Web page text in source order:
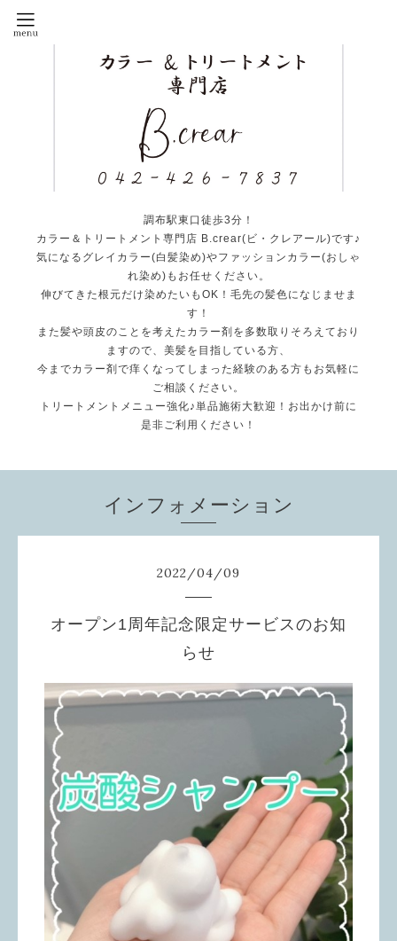
調布駅東口徒歩3分！
カラー＆トリートメント専門店 B.crear(ビ・クレアール)です♪
気になるグレイカラー(白髪染め)やファッションカラー(おしゃ
れ染め)もお任せください。
伸びてきた根元だけ染めたいもOK！毛先の髪色になじませま
す！
また髪や頭皮のことを考えたカラー剤を多数取りそろえており
ますので、美髪を目指している方、
今までカラー剤で痒くなってしまった経験のある方もお気軽に
ご相談ください。
トリートメントメニュー強化♪単品施術大歓迎！お出かけ前に
是非ご利用ください！
インフォメーション
2022/04/09
オープン1周年記念限定サービスのお知
らせ